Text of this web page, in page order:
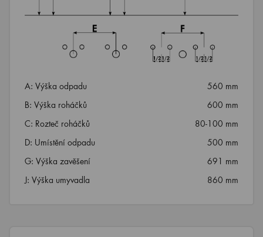
A: Výška odpadu
560 mm
B: Výška roháčků
600 mm
C: Rozteč roháčků
80-100 mm
D: Umístění odpadu
500 mm
G: Výška zavěšení
691 mm
J: Výška umyvadla
860 mm